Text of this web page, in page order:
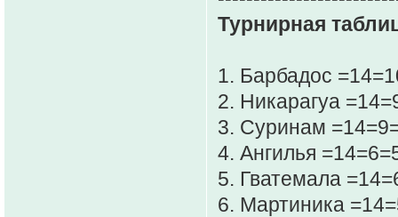
Турнирная
1. Барбадос
2. Никарагуа
3. Суринам
4. Ангилья
5. Гватемала
6. Мартиника